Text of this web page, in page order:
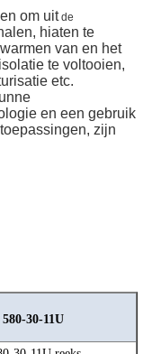
om uitde
hiaten te
van en het
te voltooien,
etc.
en een gebruik
zijn
30-11U